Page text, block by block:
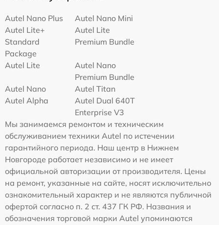
Autel Nano Plus
Autel Nano Mini
Autel Lite+
Standard
Package
Autel Lite
Premium Bundle
Autel Lite
Autel Nano
Premium Bundle
Autel Nano
Autel Titan
Autel Alpha
Autel Dual 640T
Enterprise V3
Мы занимаемся ремонтом и техническим
обслуживанием техники Autel по истечении
гарантийного периода. Наш центр в Нижнем
Новгороде работает независимо и не имеет
официальной авторизации от производителя. Цены
на ремонт, указанные на сайте, носят исключительно
ознакомительный характер и не являются публичной
офертой согласно п. 2 ст. 437 ГК РФ. Названия и
обозначения торговой марки Autel упоминаются